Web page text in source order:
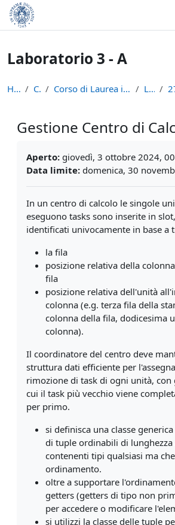
Vai al contenuto principale
Laboratorio 3 - A
Home Corsi Corso di Laurea in Informatica (L-31) LAB3A
Gestione Centro di
Aperto: giovedì, 3 ottobre 2024,
Data limite: domenica, 30
In un centro di calcolo le singole
eseguono tasks sono inserite in
identificati univocamente in base a
la fila
posizione relativa della
fila
posizione relativa dell'unità
colonna (e.g. terza fila della
colonna della fila, dodicesima
colonna).
Il coordinatore del centro deve
struttura dati efficiente per
rimozione di task di ogni unità, con
cui il task più vecchio viene
per primo.
si definisca una classe
di tuple ordinabili di
contenenti tipi qualsiasi ma
ordinamento.
oltre a supportare
getters (getters di tipo non
per accedere o modificare
si utilizzi la classe delle tuple